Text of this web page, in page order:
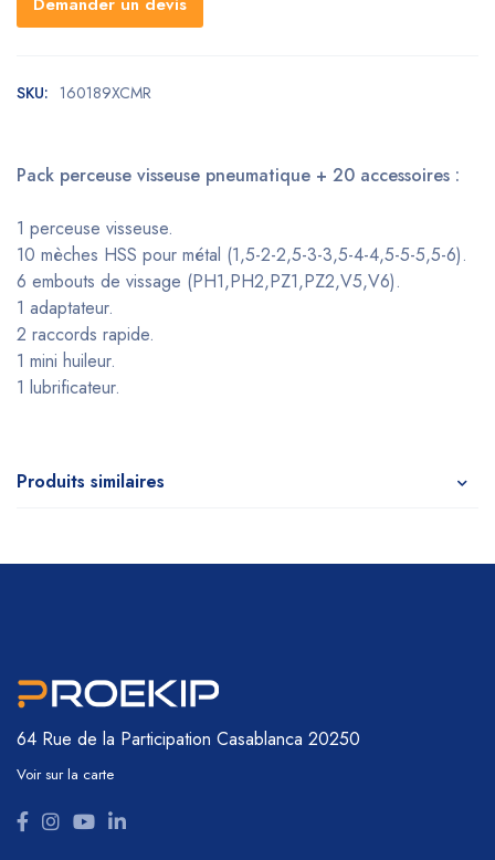
SKU: 160189XCMR
Pack perceuse visseuse pneumatique + 20 accessoires :
1 perceuse visseuse.
10 mèches HSS pour métal (1,5-2-2,5-3-3,5-4-4,5-5-5,5-6).
6 embouts de vissage (PH1,PH2,PZ1,PZ2,V5,V6).
1 adaptateur.
2 raccords rapide.
1 mini huileur.
1 lubrificateur.
Produits similaires
64 Rue de la Participation Casablanca 20250
Voir sur la carte